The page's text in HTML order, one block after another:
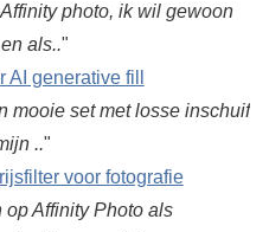
photo, ik wil gewoon
als.."
generative fill
mooie set met losse inschuif
.."
voor fotografie
Affinity Photo als